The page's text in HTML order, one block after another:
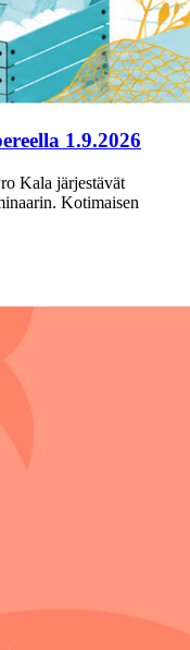
1.9.2026
Kala järjestävät
Kotimaisen